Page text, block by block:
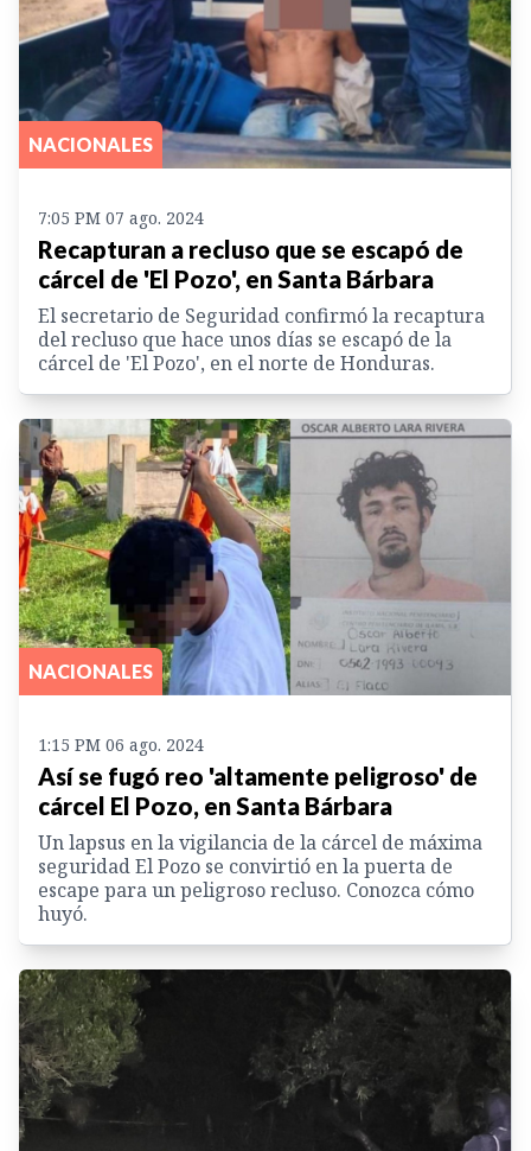
NACIONALES
7:05 PM 07 ago. 2024
Recapturan a recluso que se escapó de
cárcel de 'El Pozo', en Santa Bárbara
El secretario de Seguridad confirmó la recaptura
del recluso que hace unos días se escapó de la
cárcel de 'El Pozo', en el norte de Honduras.
NACIONALES
1:15 PM 06 ago. 2024
Así se fugó reo 'altamente peligroso' de
cárcel El Pozo, en Santa Bárbara
Un lapsus en la vigilancia de la cárcel de máxima
seguridad El Pozo se convirtió en la puerta de
escape para un peligroso recluso. Conozca cómo
huyó.